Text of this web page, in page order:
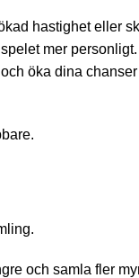
hastighet eller
mer
öka dina
och samla fler